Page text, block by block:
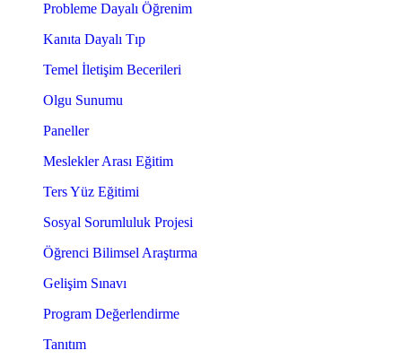
Probleme Dayalı Öğrenim
Kanıta Dayalı Tıp
Temel İletişim Becerileri
Olgu Sunumu
Paneller
Meslekler Arası Eğitim
Ters Yüz Eğitimi
Sosyal Sorumluluk Projesi
Öğrenci Bilimsel Araştırma
Gelişim Sınavı
Program Değerlendirme
Tanıtım